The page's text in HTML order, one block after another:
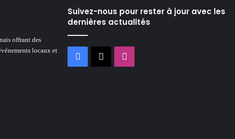
offrant des
locaux et
Suivez-nous pour rester à jour avec les
dernières actualités
Facebook
X